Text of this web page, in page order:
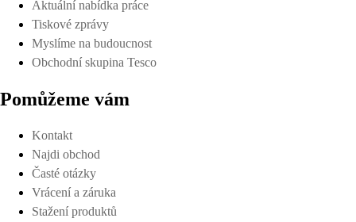
Aktuální nabídka práce
Tiskové zprávy
Myslíme na budoucnost
Obchodní skupina Tesco
Pomůžeme vám
Kontakt
Najdi obchod
Časté otázky
Vrácení a záruka
Stažení produktů